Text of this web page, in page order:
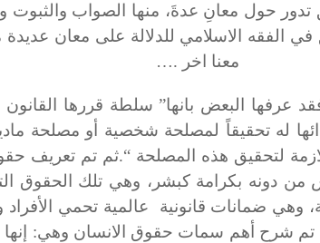
تدور حول معانِ عدةَ، منها الصواب والثبوت
في الفقه الاسلامي للدلالة على معان عديدة
اخر ….
عرفها البعض بانها” سلطة قررها
له تحقيقاً لمصلحة شخصية أو مصلحة
لتحقيق هذه المصلحة “.ثم تم تعريف
من دونه بكرامة كبشر، وهي تلك الحقوق
وهي ضمانات قانونية عالمية تحمي
تم شرح أهم سمات حقوق الانسان وهي: